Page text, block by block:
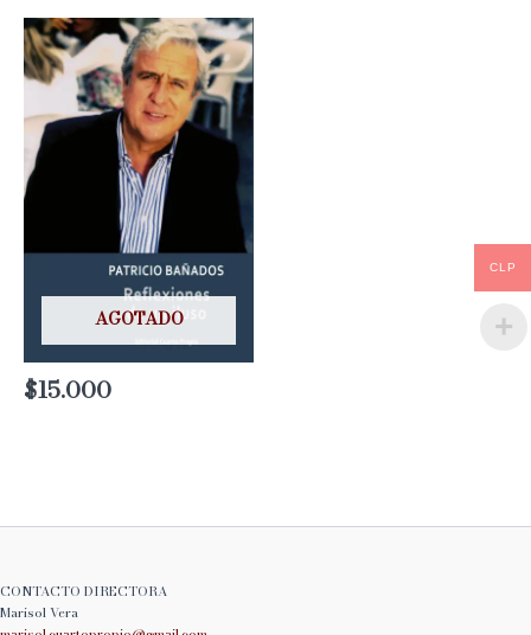
AGOTADO
$15.000
CONTACTO DIRECTORA
Marisol Vera
CLP